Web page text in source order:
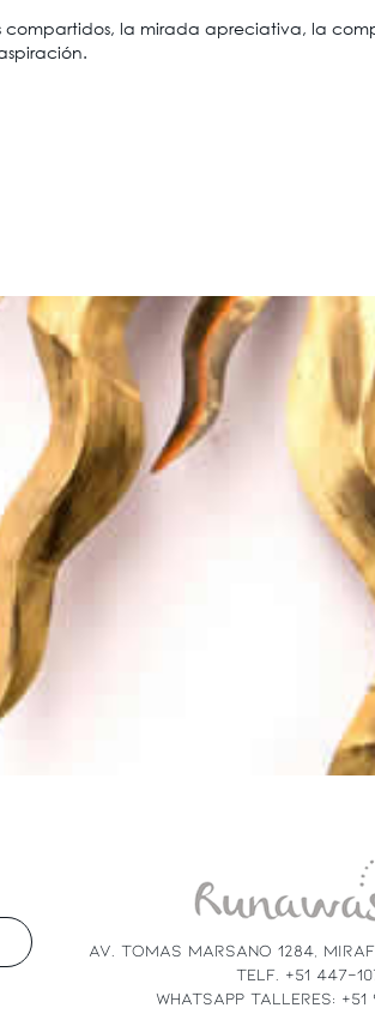
compartidos, la mirada apreciativa, la
AV. TOMAS MARSANO 1284,
TELF. +51 447-
WHATSAPP TALLERES: